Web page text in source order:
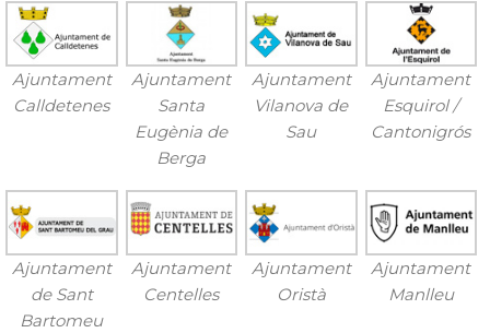
Ajuntament
Calldetenes
Ajuntament
Santa
Eugènia de
Berga
Ajuntament
Vilanova de
Sau
Ajuntament
Esquirol /
Cantonigrós
Ajuntament
de Sant
Bartomeu
Ajuntament
Centelles
Ajuntament
Oristà
Ajuntament
Manlleu